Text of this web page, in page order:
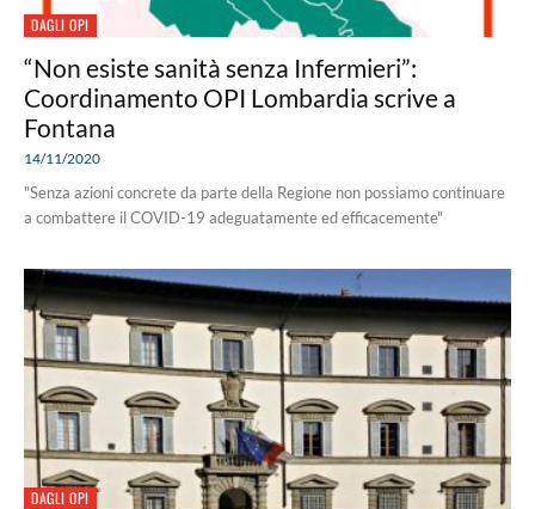
DAGLI OPI
“Non esiste sanità senza Infermieri”:
Coordinamento OPI Lombardia scrive a
Fontana
14/11/2020
"Senza azioni concrete da parte della Regione non possiamo continuare
a combattere il COVID-19 adeguatamente ed efficacemente"
DAGLI OPI